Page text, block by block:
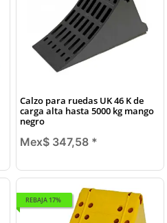
Calzo para ruedas UK 46 K de
carga alta hasta 5000 kg mango
negro
Mex$ 347,58 *
REBAJA 17%